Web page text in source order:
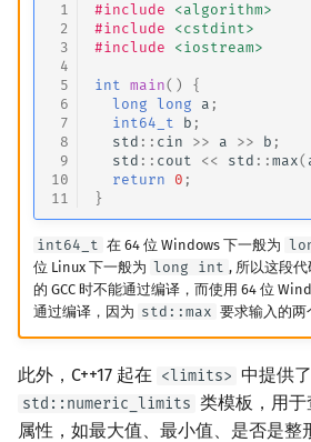
1
2
3
4
5
6
7
8
9
10
11
#include
<algorithm>
#include
<cstdint>
#include
<iostream>
int main()
{
long long a ;
int64_t
b ;
std :: cin >> a >> b ;
std :: cout << std :: max(
return
0 ;
}
int64_t 在 64 位 Windows 下一般为
位 Linux 下一般为 long int , 所以这段
的 GCC 时不能通过编译，而使用 64 位
通过编译，因为 std::max 要求输入的两
此外，C++17 起在 <limits> 中提供了
std::numeric_limits 类模板，用
属性，如最大值、最小值、是否是整